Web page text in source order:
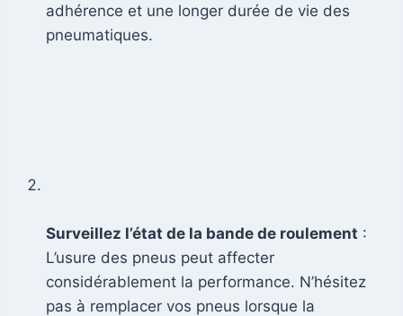
adhérence et une longer durée de vie des
pneumatiques.
Surveillez l’état de la bande de roulement :
L’usure des pneus peut affecter
considérablement la performance. N’hésitez
pas à remplacer vos pneus lorsque la